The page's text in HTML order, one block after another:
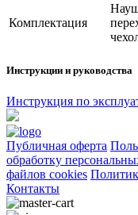
Комплектация
Инструкции и руководства
Инструкция по
Публичная оферта
обработку
файлов cookies
Контакты